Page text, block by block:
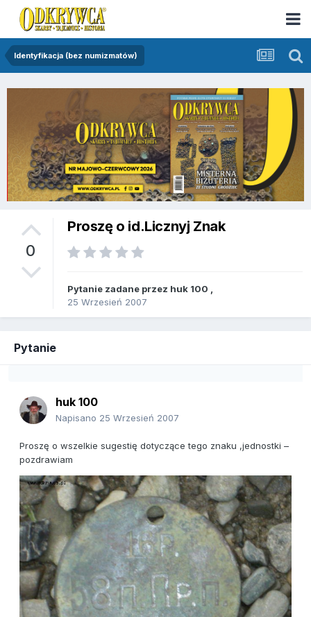
Identyfikacja (bez numizmatów)
0
Proszę o id.Licznyj Znak
Pytanie zadane przez huk 100
25 Wrzesień 2007
Pytanie
huk 100
Napisano 25 Wrzesień 2007
Proszę o wszelkie sugestię dotyczące tego znaku ,jednostki –
pozdrawiam